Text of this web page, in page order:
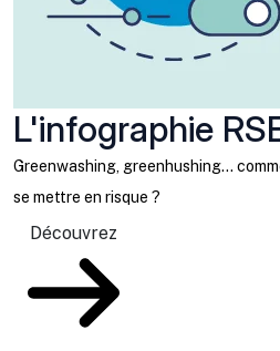
L'infographie
Greenwashing, greenhushing…
se mettre en risque ?
Découvrez